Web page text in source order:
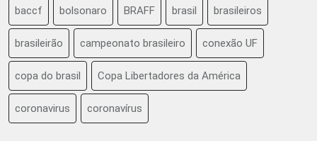
baccf bolsonaro BRAFF brasil brasileiros
brasileirão campeonato brasileiro conexão UF
copa do brasil Copa Libertadores da América
coronavirus coronavírus